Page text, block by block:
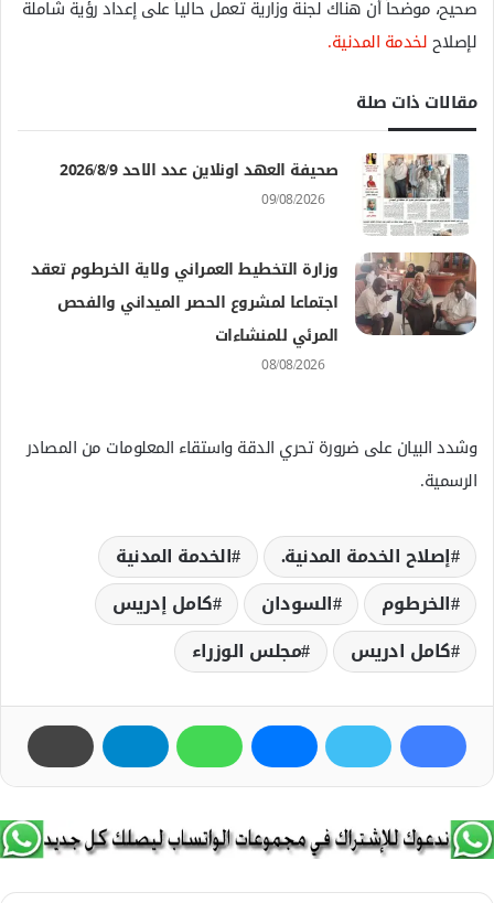
صحيح، موضحاً أن هناك لجنة وزارية تعمل حالياً على إعداد رؤية شاملة
لإصلاحلخدمة المدنية.
مقالات ذات صلة
صحيفة العهد اونلاين عدد الاحد 2026/8/9
09/08/2026
وزارة التخطيط العمراني ولاية الخرطوم تعقد
اجتماعا لمشروع الحصر الميداني والفحص
المرئي للمنشاءات
08/08/2026
وشدد البيان على ضرورة تحري الدقة واستقاء المعلومات من المصادر
الرسمية.
إصلاح الخدمة المدنية.
الخدمة المدنية
الخرطوم
السودان
كامل إدريس
كامل ادريس
مجلس الوزراء